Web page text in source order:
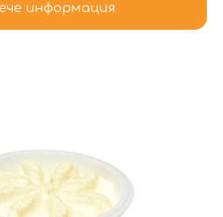
информация